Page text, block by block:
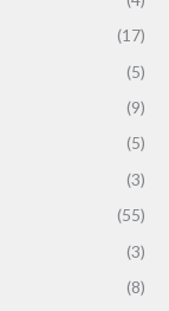
(17)
(5)
(9)
(5)
(3)
(55)
(3)
(8)